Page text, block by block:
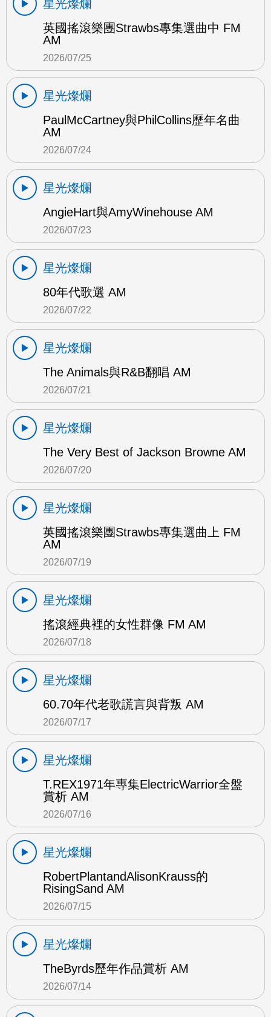
星光燦爛
英國搖滾樂團Strawbs專集選曲中 FM
AM
2026/07/25
星光燦爛
PaulMcCartney與PhilCollins歷年名曲
AM
2026/07/24
星光燦爛
AngieHart與AmyWinehouse AM
2026/07/23
星光燦爛
80年代歌選 AM
2026/07/22
星光燦爛
The Animals與R&B翻唱 AM
2026/07/21
星光燦爛
The Very Best of Jackson Browne AM
2026/07/20
星光燦爛
英國搖滾樂團Strawbs專集選曲上 FM
AM
2026/07/19
星光燦爛
搖滾經典裡的女性群像 FM AM
2026/07/18
星光燦爛
60.70年代老歌謊言與背叛 AM
2026/07/17
星光燦爛
T.REX1971年專集ElectricWarrior全盤
賞析 AM
2026/07/16
星光燦爛
RobertPlantandAlisonKrauss的
RisingSand AM
2026/07/15
星光燦爛
TheByrds歷年作品賞析 AM
2026/07/14